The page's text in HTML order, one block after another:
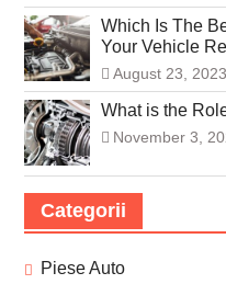
Which Is The
Your Vehicle
August 23, 2023
What is the
November 3,
Categorii
Piese Auto